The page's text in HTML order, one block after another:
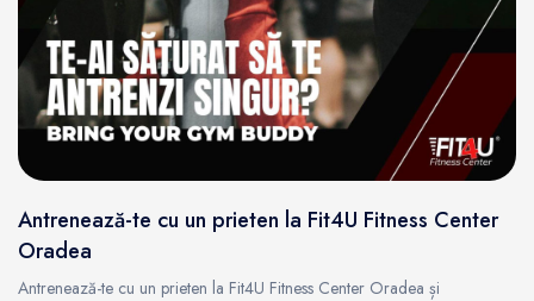
Antrenează-te cu un prieten la Fit4U Fitness Center
Oradea
Antrenează-te cu un prieten la Fit4U Fitness Center Oradea și